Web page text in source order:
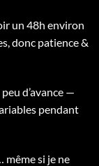
un 48h environ
donc patience &
d’avance —
pendant
même si je ne